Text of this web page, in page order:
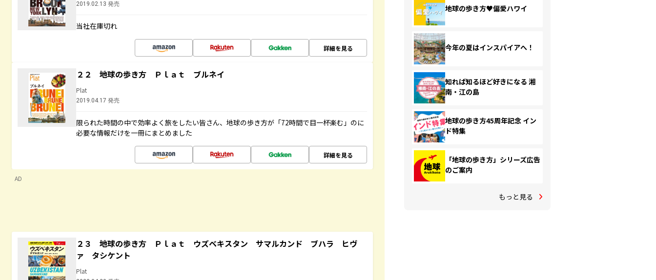
2019.02.13 発売
当社在庫切れ
詳細を見る
２２ 地球の歩き方 Ｐｌａｔ ブルネイ
Plat
2019.04.17 発売
限られた時間の中で効率よく旅をしたい皆さん、地球の歩き方が「72時間で目一杯楽む」のに
必要な情報だけを一冊にまとめました
詳細を見る
AD
２３ 地球の歩き方 Ｐｌａｔ ウズベキスタン サマルカンド ブハラ ヒヴ
ァ タシケント
Plat
地球の歩き方♥偏愛ハワイ
今年の夏はインスパイアへ！
知れば知るほど好きになる 湘
南・江の島
地球の歩き方45周年記念 イン
ド特集
「地球の歩き方」シリーズ広告
のご案内
もっと見る